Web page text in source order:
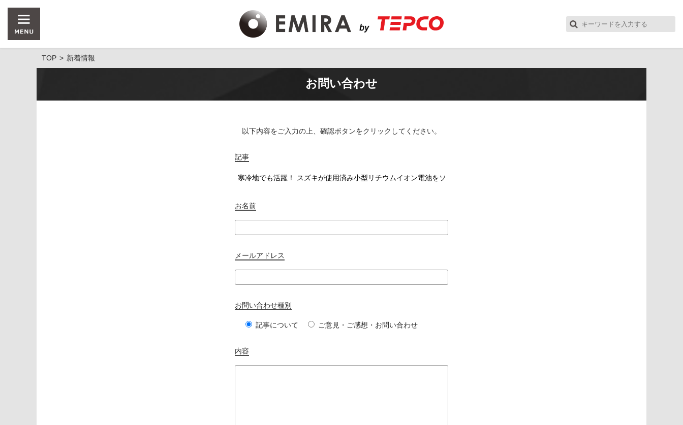
TOP 新着情報
お問い合わせ
以下内容をご入力の上、 確認ボタンをクリックしてください。
記事
お名前
メールアドレス
お問い合わせ種別
記事について ご意見・ご感想・お問い合わせ
内容